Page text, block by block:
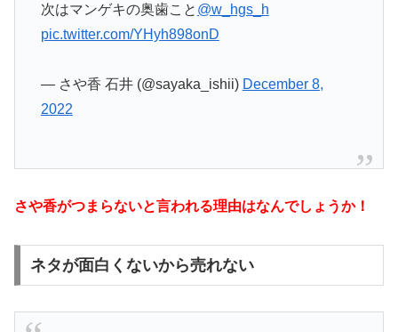
次はマンゲキの奥歯こと @w_hgs_h
pic.twitter.com/YHyh898onD
— さや香 石井 (@sayaka_ishii) December 8,
2022
さや香がつまらないと言われる理由はなんでしょうか！
ネタが面白くないから売れない